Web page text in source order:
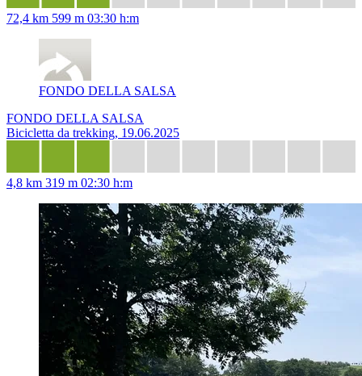
72,4 km 599 m 03:30 h:m
FONDO DELLA SALSA
FONDO DELLA SALSA
Bicicletta da trekking, 19.06.2025
4,8 km 319 m 02:30 h:m